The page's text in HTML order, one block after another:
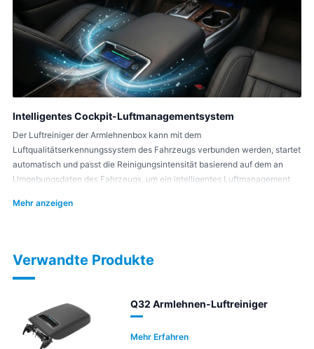
Intelligentes Cockpit-Luftmanagementsystem
Der Luftreiniger der Armlehnenbox kann mit dem
Luftqualitätserkennungssystem des Fahrzeugs verbunden werden, startet
automatisch und passt die Reinigungsintensität basierend auf dem an
Umgebungsdaten des Fahrzeugs, um ein intelligentes Luftmanagement
Mehr anzeigen
Verwandte Produkte
Q32 Armlehnen-Luftreiniger
Mehr Erfahren